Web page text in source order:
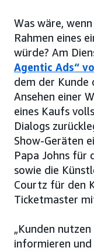
Was wäre,
Rahmen eines
würde? Am
Agentic Ads“
dem der Kunde
Ansehen einer
eines Kaufs
Dialogs
Show-Geräten
Papa Johns für
sowie die
Courtz für den
Ticketmaster
„Kunden
informieren und